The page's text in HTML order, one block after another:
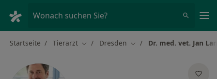
Wonach suchen Sie?
Startseite Tierarzt Stadt ändern
Dresden Stadt ändern
Dr. med. vet. Jan